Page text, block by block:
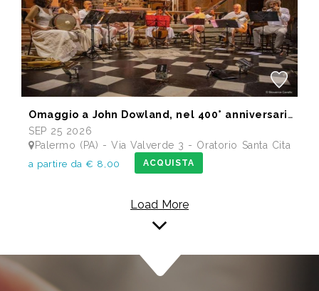
Omaggio a John Dowland, nel 400° anniversario della morte
SEP 25 2026
Palermo (PA) - Via Valverde 3 - Oratorio Santa Cita
a partire da € 8,00 ACQUISTA
Load More